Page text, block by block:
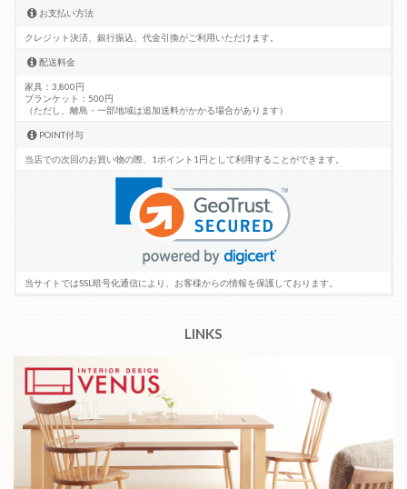
お支払い方法
クレジット決済、銀行振込、代金引換がご利用いただけます。
配送料金
家具：3,800円
ブランケット：500円
（ただし、離島・一部地域は追加送料がかかる場合があります）
POINT付与
当店での次回のお買い物の際、1ポイント1円として利用することができます。
当サイトではSSL暗号化通信により、お客様からの情報を保護しております。
LINKS